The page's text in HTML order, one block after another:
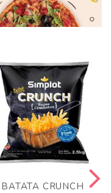
BATATA CRUNCH